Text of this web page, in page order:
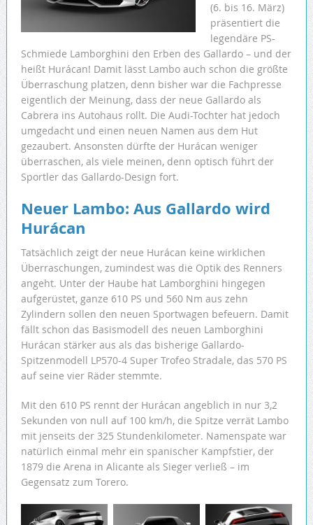
(6. bis 16. März)
präsentiert die
legendäre PS-
Schmiede Lamborghini den Erben des Gallardo – und der
heißt Hurácan! Damit lässt Lambo auch schon die größte
Überraschung platzen, denn bisher war die Fachpresse
eigentlich der Meinung, dass der neue Gallardo als
Cabrera ins Autohaus rollt. Die Audi-Tochter hat jedoch
umgedacht und einen neuen Namen aus dem Hut
gezaubert. Ansonsten dürfte der Hurácan weniger
überraschen, als viele meinen, denn optisch führt der
Sportler das Gallardo-Design fort.
Neuer Lambo: Aus Gallardo wird
Hurácan
Tatsächlich zeigt der neue Hurácan keine wirklichen
Überraschungen, zumindest was die Optik des Renners
angeht. Unter der Haube hat Lamborghini hingegen
aufgerüstet, ganze 610 PS und 560 Nm aus zehn
Zylindern sollen den neuen Sportwagen befeuern. Damit
fällt schon das Basismodell des neuen Lamborghini
Hurácan stärker aus als das bisherige Gallardo-
Spitzenmodell LP570-4 Super Trofeo Stradale, das 570 PS
auf seine vier Räder stemmte.
Mit den 610 PS rennt der Hurácan angeblich in nur 3,2
Sekunden von null auf 100 km/h, die Spitze verrät Lambo
mit jenseits der 325 Stundenkilometer. Namenspate war
natürlich einmal mehr ein spanischer Kampfstier, der
1879 die Arena in Alicante als Sieger verließ – im
Gegensatz zum Torero.